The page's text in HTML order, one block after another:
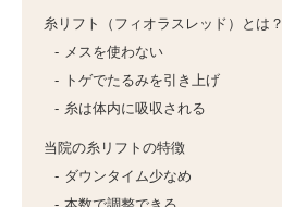
糸リフト（フィオラスレッド）とは？
メスを使わない
トゲでたるみを引き上げ
糸は体内に吸収される
当院の糸リフトの特徴
ダウンタイム少なめ